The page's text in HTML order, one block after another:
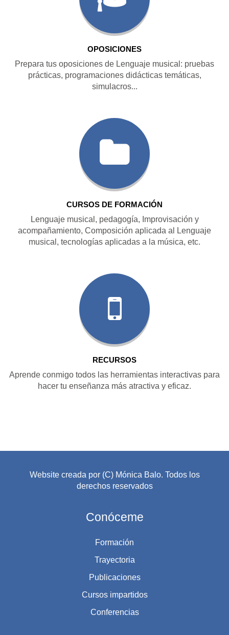
OPOSICIONES
Prepara tus oposiciones de Lenguaje musical: pruebas
prácticas, programaciones didácticas temáticas,
simulacros...
CURSOS DE FORMACIÓN
Lenguaje musical, pedagogía, Improvisación y
acompañamiento, Composición aplicada al Lenguaje
musical, tecnologías aplicadas a la música, etc.
RECURSOS
Aprende conmigo todos las herramientas interactivas para
hacer tu enseñanza más atractiva y eficaz.
Website creada por (C) Mónica Balo. Todos los
derechos reservados
Conóceme
Formación
Trayectoria
Publicaciones
Cursos impartidos
Conferencias